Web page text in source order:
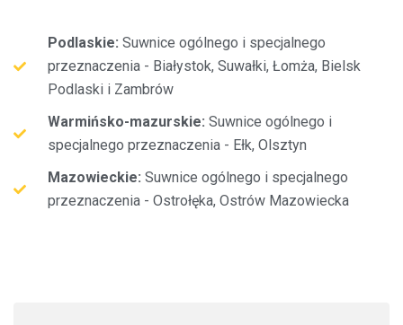
Podlaskie: Suwnice ogólnego i specjalnego
przeznaczenia - Białystok, Suwałki, Łomża, Bielsk
Podlaski i Zambrów
Warmińsko-mazurskie: Suwnice ogólnego i
specjalnego przeznaczenia - Ełk, Olsztyn
Mazowieckie: Suwnice ogólnego i specjalnego
przeznaczenia - Ostrołęka, Ostrów Mazowiecka